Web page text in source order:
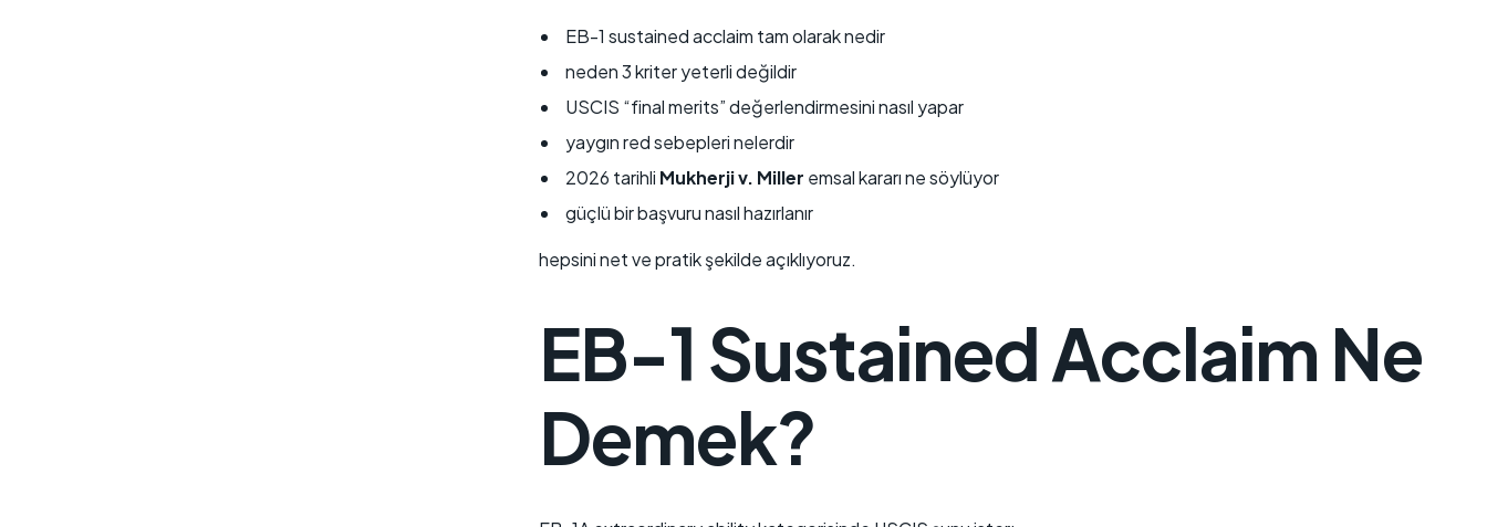
EB-1 sustained acclaim tam olarak nedir
neden 3 kriter yeterli değildir
USCIS “final merits” değerlendirmesini nasıl yapar
yaygın red sebepleri nelerdir
2026 tarihli Mukherji v. Miller emsal kararı ne söylüyor
güçlü bir başvuru nasıl hazırlanır
hepsini net ve pratik şekilde açıklıyoruz.
EB-1 Sustained Acclaim Ne
Demek?